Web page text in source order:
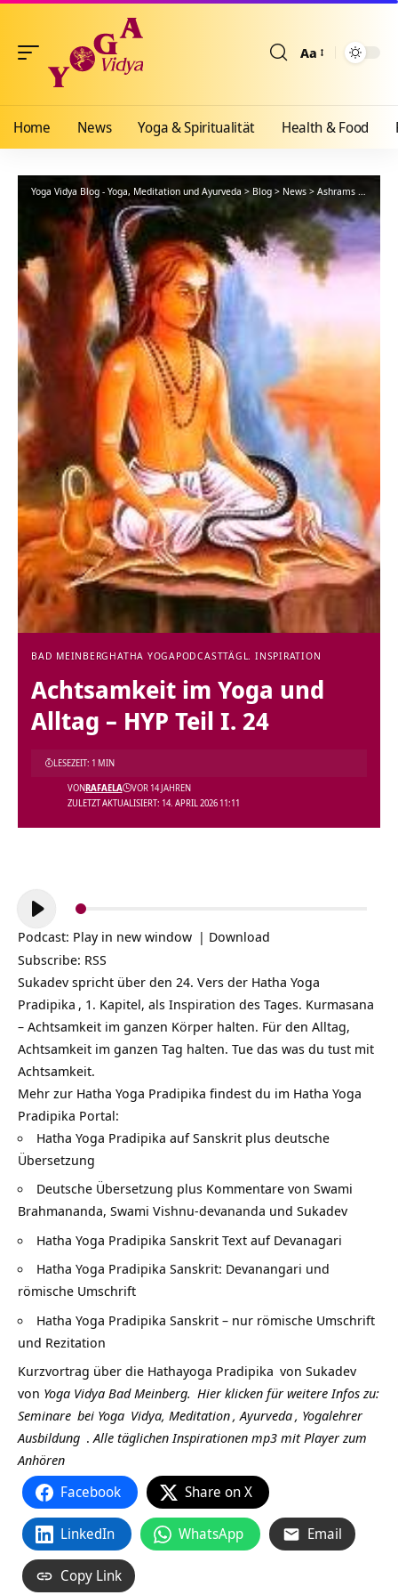
Aa
Home News Yoga & Spiritualität Health & Food
Yoga Vidya Blog - Yoga, Meditation und Ayurveda > Blog > News > Ashrams
BAD MEINBERG HATHA YOGAPODCASTTÄGL. INSPIRATION
Achtsamkeit im Yoga und
Alltag – HYP Teil I. 24
ZULETZT AKTUALISIERT: 14. APRIL 2026 11:11
VONRAFAELA VOR 14 JAHREN
LESEZEIT: 1 MIN
Audio-
Player
Podcast: Play in new window | Download
Subscribe: RSS
Sukadev spricht über den 24. Vers der Hatha Yoga
Pradipika , 1. Kapitel, als Inspiration des Tages. Kurmasana
– Achtsamkeit im ganzen Körper halten. Für den Alltag,
Achtsamkeit im ganzen Tag halten. Tue das was du tust mit
Achtsamkeit.
Mehr zur Hatha Yoga Pradipika findest du im Hatha Yoga
Pradipika Portal:
Hatha Yoga Pradipika auf Sanskrit plus deutsche
Übersetzung
Deutsche Übersetzung plus Kommentare von Swami
Brahmananda, Swami Vishnu-devananda und Sukadev
Hatha Yoga Pradipika Sanskrit Text auf Devanagari
Hatha Yoga Pradipika Sanskrit: Devanangari und
römische Umschrift
Hatha Yoga Pradipika Sanskrit – nur römische Umschrift
und Rezitation
Kurzvortrag über die Hathayoga Pradipika von Sukadev
von Yoga Vidya Bad Meinberg. Hier klicken für weitere Infos zu:
Seminare bei Yoga Vidya, Meditation,Ayurveda, Yogalehrer
Ausbildung .Alle täglichen Inspirationen mp3 mit Player zum
Anhören
Facebook Share on X
LinkedIn WhatsApp Email
Copy Link